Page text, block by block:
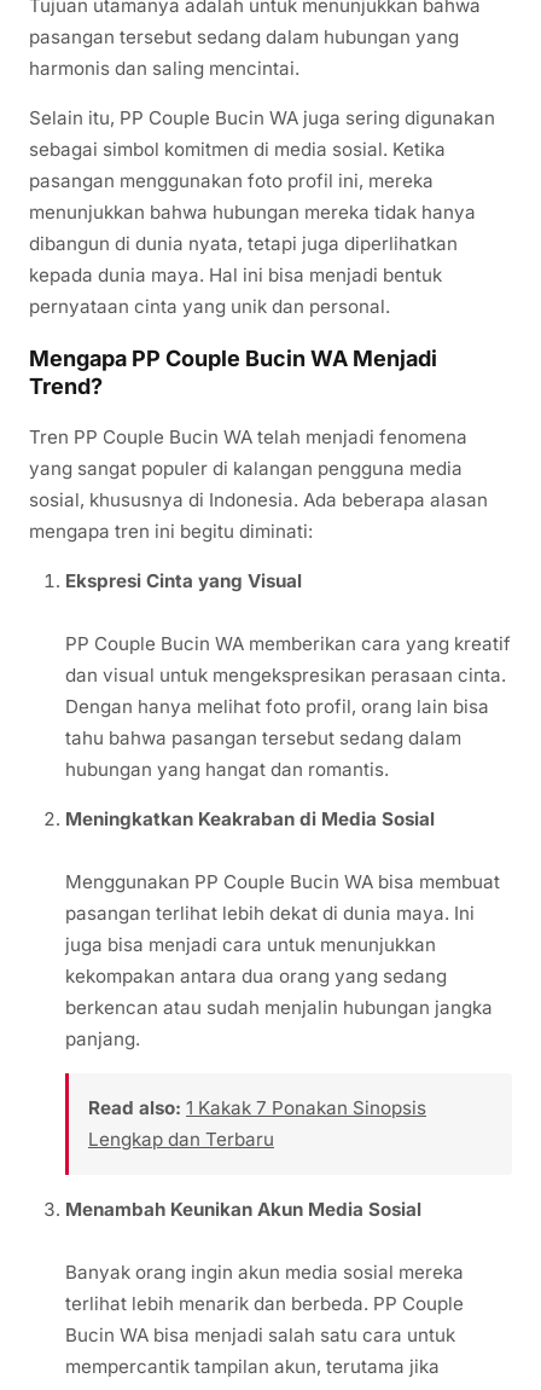
Tujuan utamanya adalah untuk menunjukkan bahwa
pasangan tersebut sedang dalam hubungan yang
harmonis dan saling mencintai.
Selain itu, PP Couple Bucin WA juga sering digunakan
sebagai simbol komitmen di media sosial. Ketika
pasangan menggunakan foto profil ini, mereka
menunjukkan bahwa hubungan mereka tidak hanya
dibangun di dunia nyata, tetapi juga diperlihatkan
kepada dunia maya. Hal ini bisa menjadi bentuk
pernyataan cinta yang unik dan personal.
Mengapa PP Couple Bucin WA Menjadi
Trend?
Tren PP Couple Bucin WA telah menjadi fenomena
yang sangat populer di kalangan pengguna media
sosial, khususnya di Indonesia. Ada beberapa alasan
mengapa tren ini begitu diminati:
Ekspresi Cinta yang Visual
PP Couple Bucin WA memberikan cara yang kreatif
dan visual untuk mengekspresikan perasaan cinta.
Dengan hanya melihat foto profil, orang lain bisa
tahu bahwa pasangan tersebut sedang dalam
hubungan yang hangat dan romantis.
Meningkatkan Keakraban di Media Sosial
Menggunakan PP Couple Bucin WA bisa membuat
pasangan terlihat lebih dekat di dunia maya. Ini
juga bisa menjadi cara untuk menunjukkan
kekompakan antara dua orang yang sedang
berkencan atau sudah menjalin hubungan jangka
panjang.
Read also: 1 Kakak 7 Ponakan Sinopsis
Lengkap dan Terbaru
Menambah Keunikan Akun Media Sosial
Banyak orang ingin akun media sosial mereka
terlihat lebih menarik dan berbeda. PP Couple
Bucin WA bisa menjadi salah satu cara untuk
mempercantik tampilan akun, terutama jika